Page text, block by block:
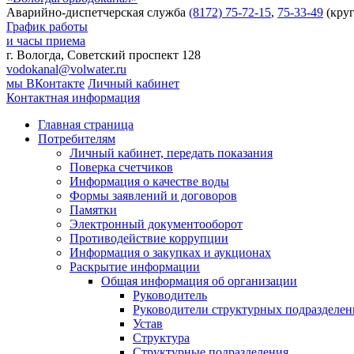
Аварийно-диспетчерская служба (8172) 75-72-15, 75-33-49
График работы
и часы приема
г. Вологда, Советский проспект 128
vodokanal@volwater.ru
мы ВКонтакте Личный кабинет
Контактная информация
Главная страница
Потребителям
Личный кабинет, передать показания
Поверка счетчиков
Информация о качестве воды
Формы заявлений и договоров
Памятки
Электронный документооборот
Противодействие коррупции
Информация о закупках и аукционах
Раскрытие информации
Общая информация об организации
Руководитель
Руководители структурных
Устав
Структура